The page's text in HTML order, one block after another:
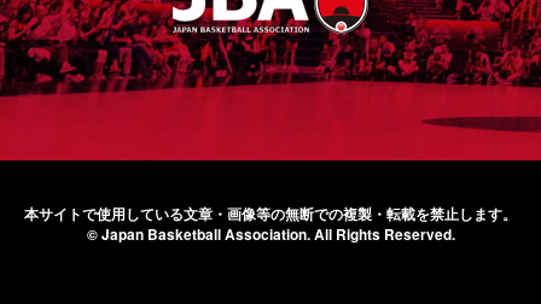
本サイトで使用している文章・画像等の無断での複製・転載を禁止します。
© Japan Basketball Association.All Rights Reserved.